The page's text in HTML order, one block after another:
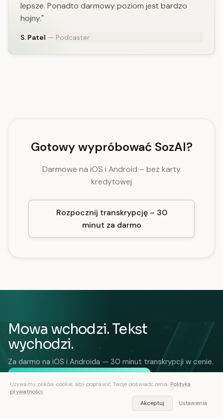
lepsze. Ponadto darmowy poziom jest bardzo
hojny."
S. Patel — Podcaster
Gotowy wypróbować SozAI?
Darmowe na iOS i Android – bez karty
kredytowej
Rozpocznij transkrypcję – 30
minut za darmo
Mowa wchodzi. Tekst
wychodzi.
Za darmo na iOS i Androida — 30 minut transkrypcji w cenie.
Na iOS i Androidzie. 30 minut bezpłatnie, bez karty.
Używamy plików cookie, aby poprawić Twoje doświadczenia. Polityka
prywatności
Akceptuj
Ustawienia